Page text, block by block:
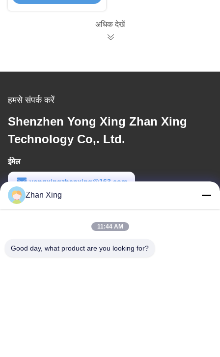
अधिक देखें
हमसे संपर्क करें
Shenzhen Yong Xing Zhan Xing
Technology Co,. Ltd.
ईमेल
yongxingzhanxing@163.com
कार्य समय
Zhan Xing
11:44 AM
Good day, what product are you looking for?